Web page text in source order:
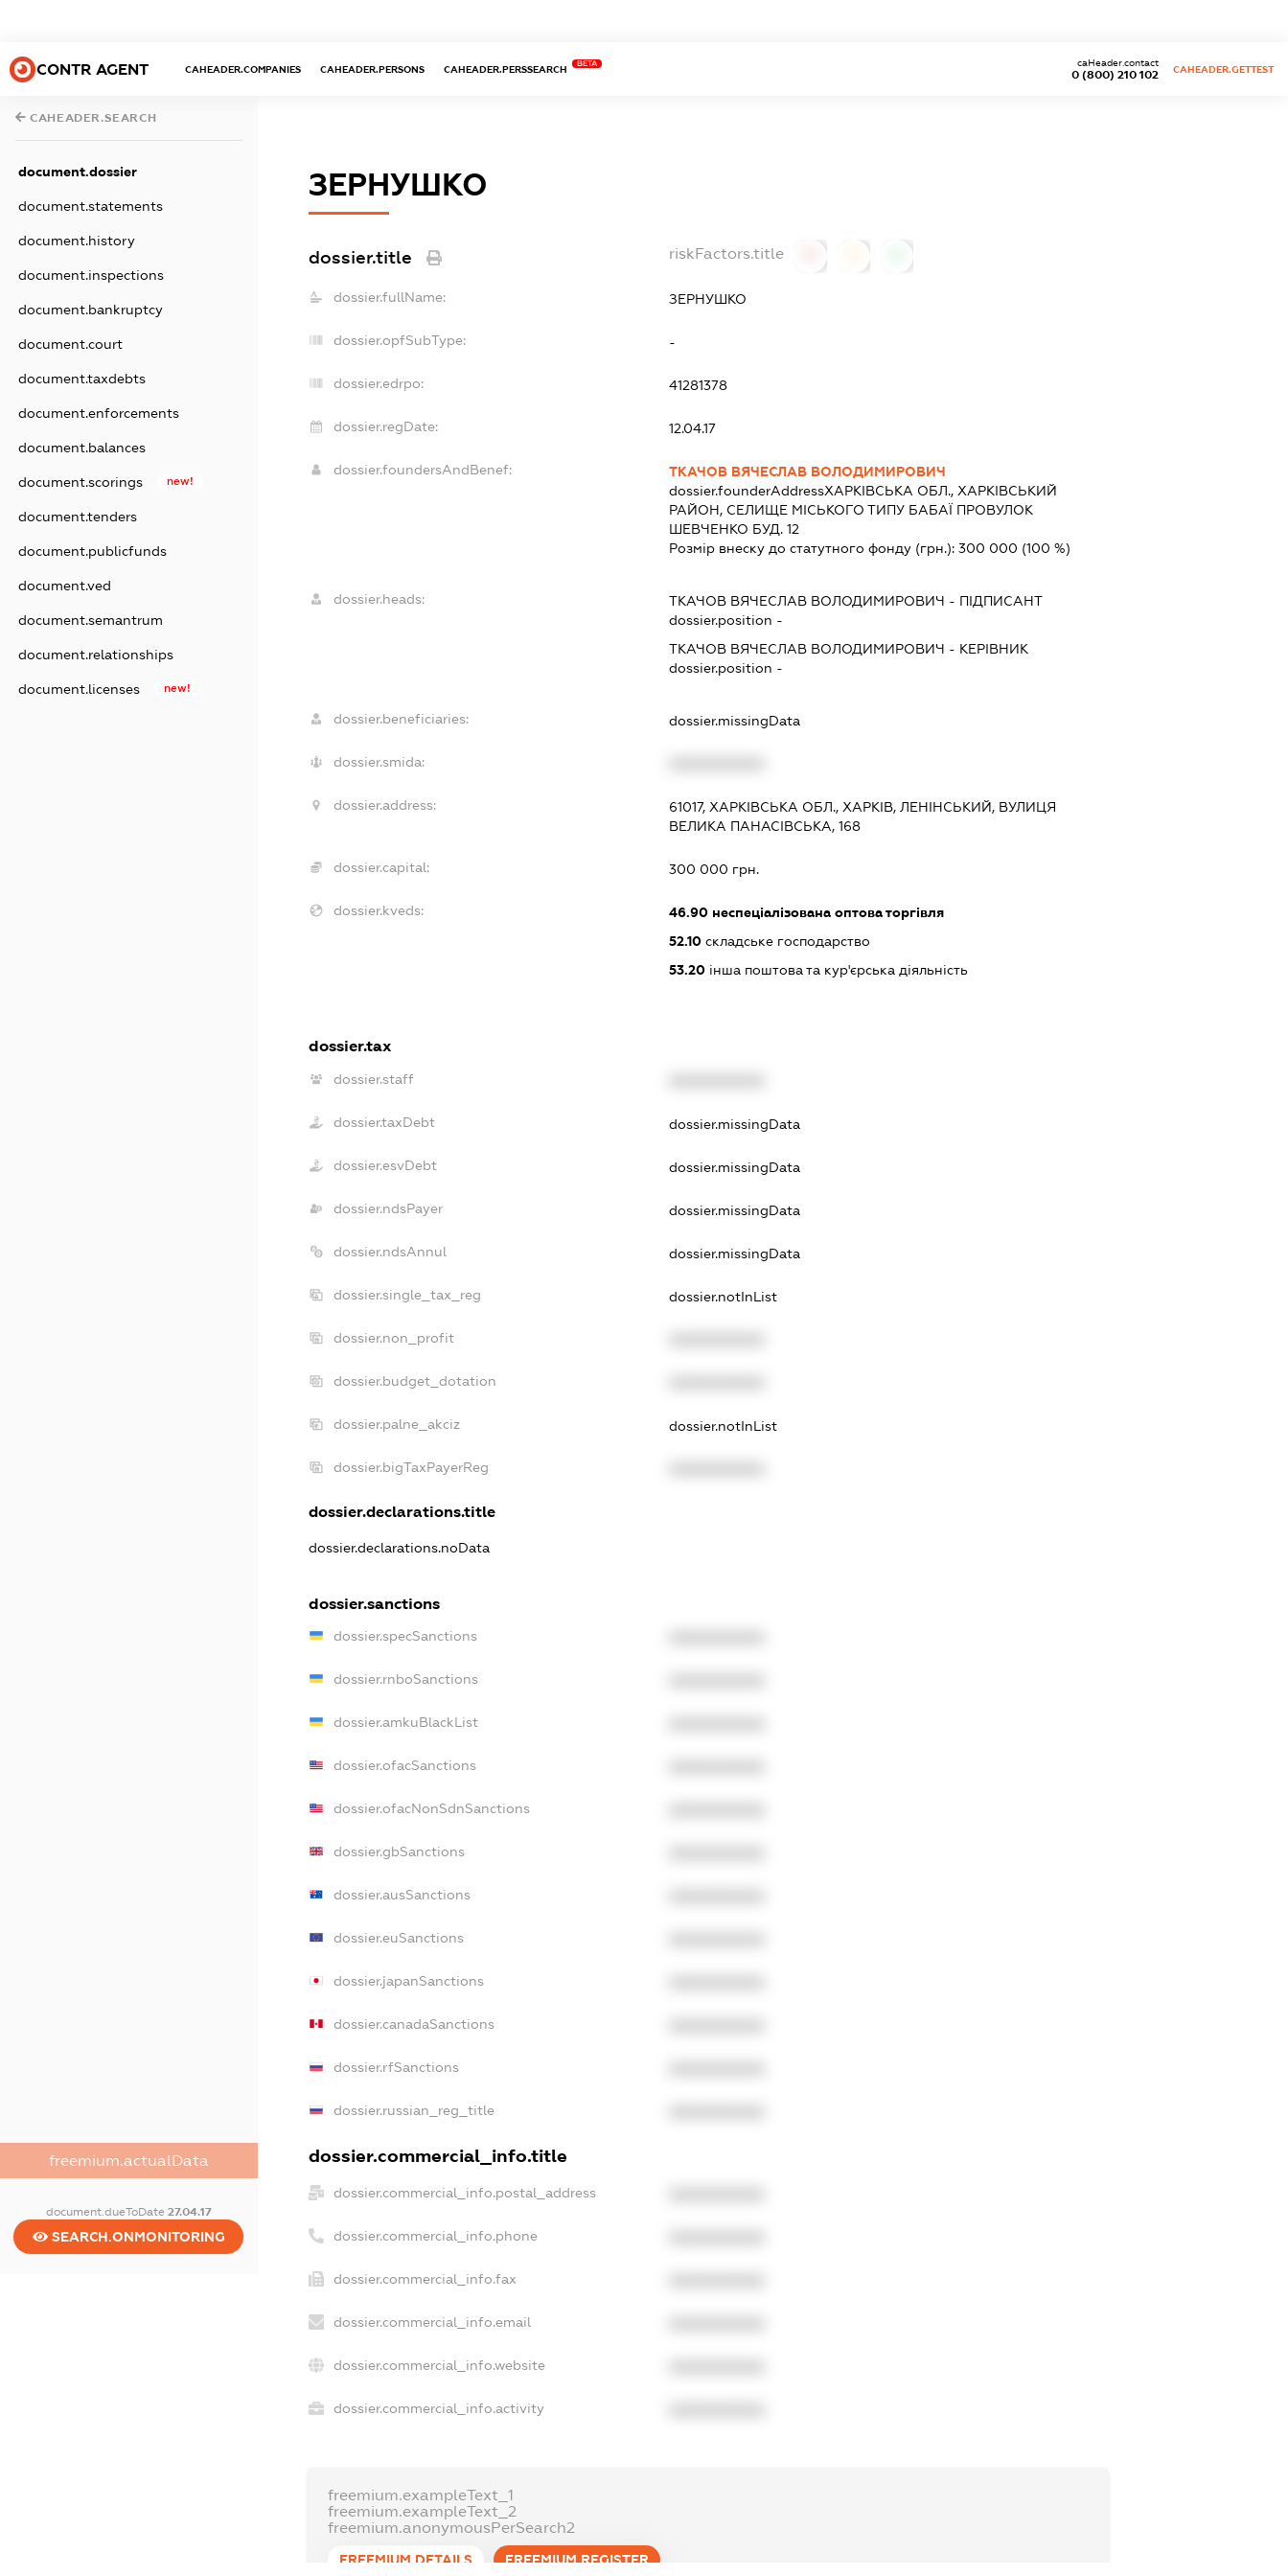
CONTR AGENT CAHEADER.COMPANIES CAHEADER.PERSONS CAHEADER.PERSSEARCH
BETA
0 (800) 210 102
caHeader.contact
CAHEADER.GETTEST
CAHEADER.SEARCH
document.dossier
document.statements
document.history
document.inspections
document.bankruptcy
document.court
document.taxdebts
document.enforcements
document.balances
document.scorings new!
document.tenders
document.publicfunds
document.ved
document.semantrum
document.relationships
document.licenses new!
freemium.actualData
document.dueToDate 27.04.17
SEARCH.ONMONITORING
ЗЕРНУШКО
dossier.title riskFactors.title
dossier.fullName: ЗЕРНУШКО
dossier.opfSubType: -
dossier.edrpo: 41281378
dossier.regDate: 12.04.17
dossier.foundersAndBenef:
ТКАЧОВ ВЯЧЕСЛАВ ВОЛОДИМИРОВИЧ
dossier.founderAddressХАРКІВСЬКА ОБЛ., ХАРКІВСЬКИЙ
РАЙОН, СЕЛИЩЕ МІСЬКОГО ТИПУ БАБАЇ ПРОВУЛОК
ШЕВЧЕНКО БУД. 12
Розмір внеску до статутного фонду (грн.): 300 000 (100 %)
dossier.heads: ТКАЧОВ ВЯЧЕСЛАВ ВОЛОДИМИРОВИЧ - ПІДПИСАНТ
dossier.position -
ТКАЧОВ ВЯЧЕСЛАВ ВОЛОДИМИРОВИЧ - КЕРІВНИК
dossier.position -
dossier.beneficiaries: dossier.missingData
dossier.smida:
dossier.address:
61017, ХАРКІВСЬКА ОБЛ., ХАРКІВ, ЛЕНІНСЬКИЙ, ВУЛИЦЯ
ВЕЛИКА ПАНАСІВСЬКА, 168
dossier.capital: 300 000 грн.
dossier.kveds: 46.90неспеціалізована оптова торгівля
52.10складське господарство
53.20інша поштова та кур'єрська діяльність
dossier.tax
dossier.staff
dossier.taxDebt dossier.missingData
dossier.esvDebt dossier.missingData
dossier.ndsPayer dossier.missingData
dossier.ndsAnnul dossier.missingData
dossier.single_tax_reg dossier.notInList
dossier.non_profit
dossier.budget_dotation
dossier.palne_akciz dossier.notInList
dossier.bigTaxPayerReg
dossier.declarations.title
dossier.declarations.noData
dossier.sanctions
dossier.specSanctions
dossier.rnboSanctions
dossier.amkuBlackList
dossier.ofacSanctions
dossier.ofacNonSdnSanctions
dossier.gbSanctions
dossier.ausSanctions
dossier.euSanctions
dossier.japanSanctions
dossier.canadaSanctions
dossier.rfSanctions
dossier.russian_reg_title
dossier.commercial_info.title
dossier.commercial_info.postal_address
dossier.commercial_info.phone
dossier.commercial_info.fax
dossier.commercial_info.email
dossier.commercial_info.website
dossier.commercial_info.activity
freemium.exampleText_1
freemium.exampleText_2
freemium.anonymousPerSearch2
FREEMIUM.DETAILS FREEMIUM.REGISTER